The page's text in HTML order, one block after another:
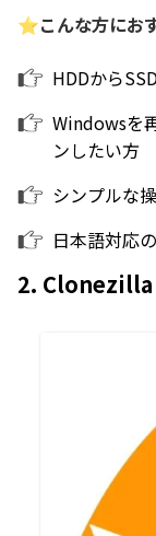
⭐こんな方にお
HDDから
Windowsを
ンしたい方
シンプルな
日本語対応
2. Clonezilla